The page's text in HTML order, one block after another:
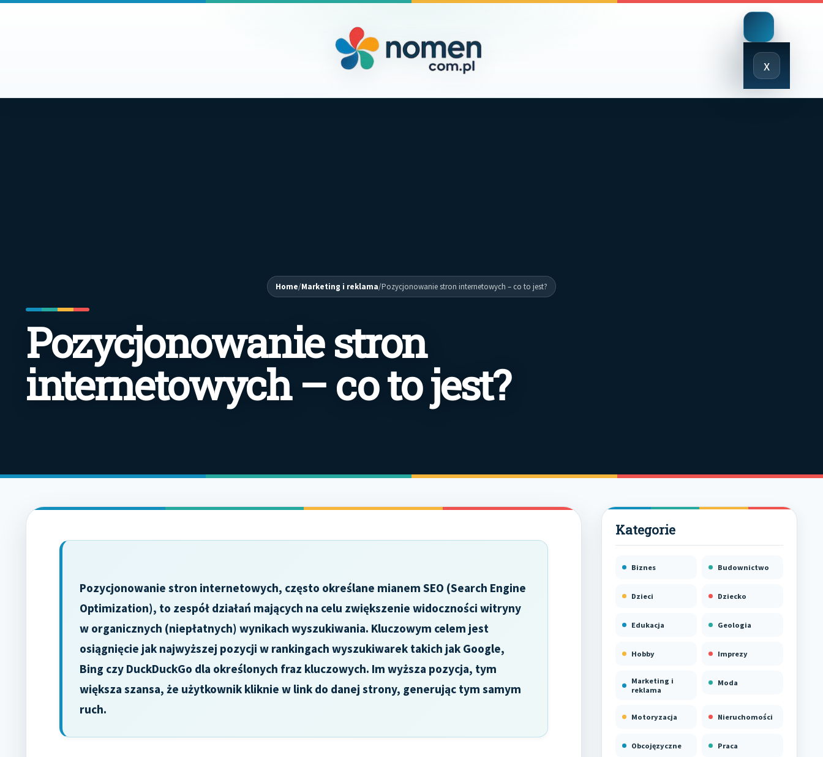
x
Close
Menu
Home/Marketing i reklama/Pozycjonowanie stron internetowych – co to jest?
Pozycjonowanie stron
internetowych – co to jest?
Pozycjonowanie stron internetowych, często określane mianem SEO (Search Engine
Optimization), to zespół działań mających na celu zwiększenie widoczności witryny
w organicznych (niepłatnych) wynikach wyszukiwania. Kluczowym celem jest
osiągnięcie jak najwyższej pozycji w rankingach wyszukiwarek takich jak Google,
Bing czy DuckDuckGo dla określonych fraz kluczowych. Im wyższa pozycja, tym
większa szansa, że użytkownik kliknie w link do danej strony, generując tym samym
ruch.
Biznes Budownictwo
Dzieci Dziecko
Edukacja Geologia
Hobby Imprezy
Marketing i
reklama
Moda
Motoryzacja Nieruchomości
Obcojęzyczne Praca